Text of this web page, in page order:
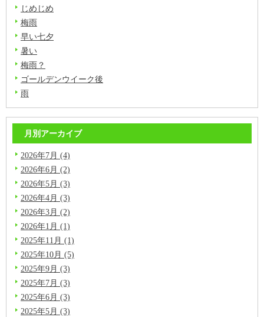
じめじめ
梅雨
早い七夕
暑い
梅雨？
ゴールデンウイーク後
雨
月別アーカイブ
2026年7月 (4)
2026年6月 (2)
2026年5月 (3)
2026年4月 (3)
2026年3月 (2)
2026年1月 (1)
2025年11月 (1)
2025年10月 (5)
2025年9月 (3)
2025年7月 (3)
2025年6月 (3)
2025年5月 (3)